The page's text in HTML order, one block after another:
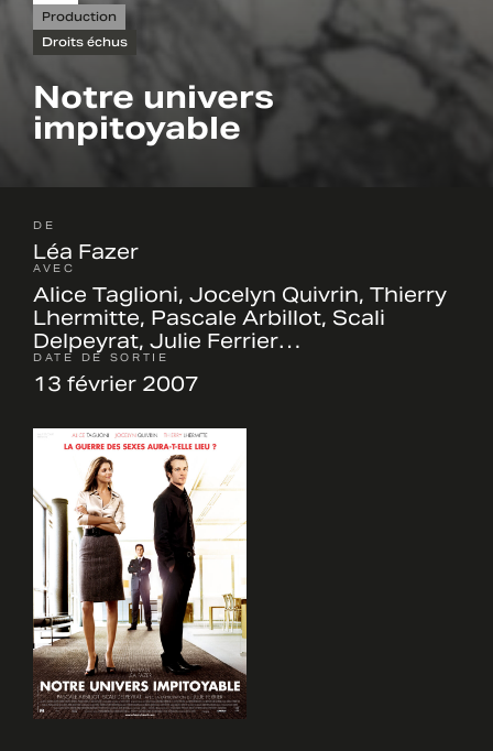
Production
Droits échus
Notre univers
impitoyable
DE
Léa Fazer
AVEC
Alice Taglioni, Jocelyn Quivrin, Thierry
Lhermitte, Pascale Arbillot, Scali
Delpeyrat, Julie Ferrier…
DATE DE SORTIE
13 février 2007